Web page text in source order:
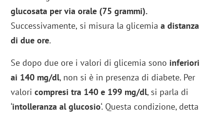
glucosata per via orale (75 grammi).
Successivamente, si misura la glicemiaa distanza
di due ore.
Se dopo due ore i valori di glicemia sono inferiori
ai 140 mg/dl, non si è in presenza di diabete. Per
valoricompresi tra 140 e 199 mg/dl, si parla di
‘intolleranza al glucosio‘. Questa condizione, detta